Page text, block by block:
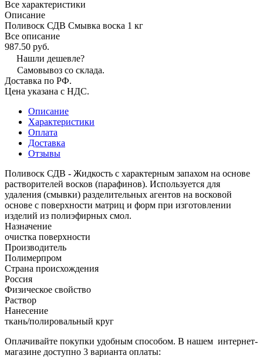
Все характеристики
Описание
Поливоск СДВ Смывка воска 1 кг
Все описание
987.50 руб.
Нашли дешевле?
Самовывоз со склада.
Доставка по РФ.
Цена указана с НДС.
Описание
Характеристики
Оплата
Доставка
Отзывы
Поливоск СДВ - Жидкость с характерным запахом на основе
растворителей восков (парафинов). Используется для
удаления (смывки) разделительных агентов на восковой
основе с поверхности матриц и форм при изготовлении
изделий из полиэфирных смол.
Назначение
очистка поверхности
Производитель
Полимерпром
Страна происхождения
Россия
Физическое свойство
Раствор
Нанесение
ткань/полировальный круг
Оплачивайте покупки удобным способом. В нашем интернет-
магазине доступно 3 варианта оплаты: